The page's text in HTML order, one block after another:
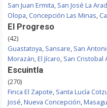
San Juan Ermita, San José La
Olopa, Concepción Las Minas,
El Progreso
(42)
Guastatoya, Sansare, San
Morazán,El Jícaro, San Cristobal
Escuintla
(270)
Finca El Zapote, Santa Lucía
José,Nueva Concepción,